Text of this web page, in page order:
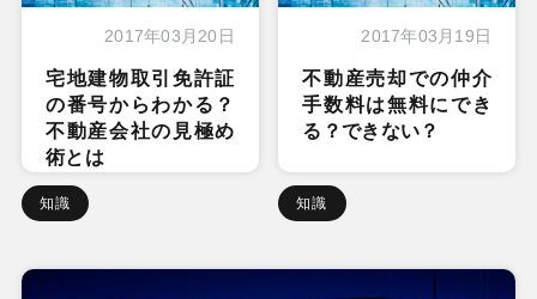
2017年03月20日
宅地建物取引免許証
の番号からわかる？
不動産会社の見極め
術とは
知識
2017年03月19日
不動産売却での仲介
手数料は無料にでき
る？できない？
知識